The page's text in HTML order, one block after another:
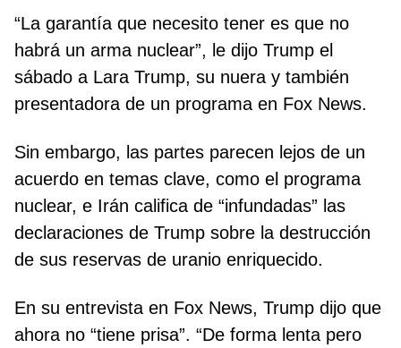
“La garantía que necesito tener es que no
habrá un arma nuclear”, le dijo Trump el
sábado a Lara Trump, su nuera y también
presentadora de un programa en Fox News.
Sin embargo, las partes parecen lejos de un
acuerdo en temas clave, como el programa
nuclear, e Irán califica de “infundadas” las
declaraciones de Trump sobre la destrucción
de sus reservas de uranio enriquecido.
En su entrevista en Fox News, Trump dijo que
ahora no “tiene prisa”. “De forma lenta pero